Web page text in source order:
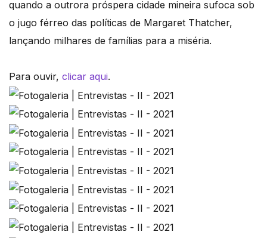
quando a outrora próspera cidade mineira sufoca sob
o jugo férreo das políticas de Margaret Thatcher,
lançando milhares de famílias para a miséria.
Para ouvir, clicar aqui.